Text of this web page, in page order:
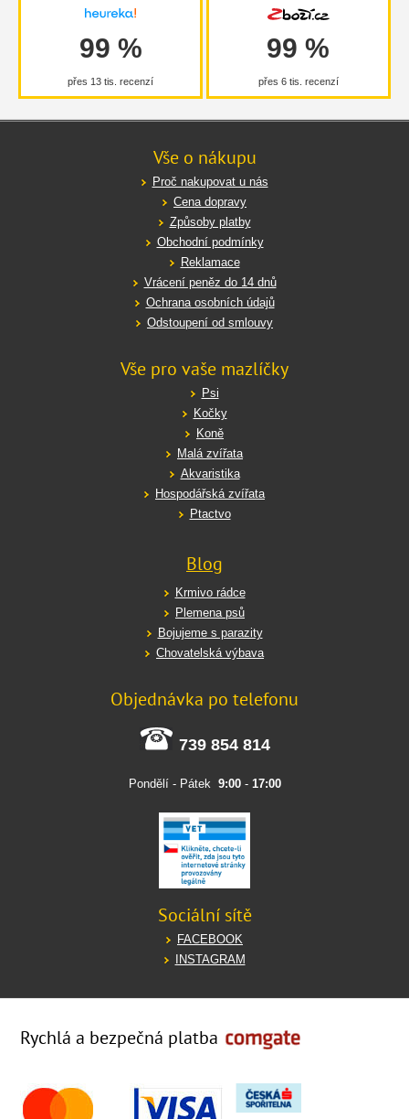
99 %
přes 13 tis. recenzí
99 %
přes 6 tis. recenzí
Vše o nákupu
Proč nakupovat u nás
Cena dopravy
Způsoby platby
Obchodní podmínky
Reklamace
Vrácení peněz do 14 dnů
Ochrana osobních údajů
Odstoupení od smlouvy
Vše pro vaše mazlíčky
Psi
Kočky
Koně
Malá zvířata
Akvaristika
Hospodářská zvířata
Ptactvo
Blog
Krmivo rádce
Plemena psů
Bojujeme s parazity
Chovatelská výbava
Objednávka po telefonu
739 854 814
Pondělí - Pátek 9:00- 17:00
Sociální sítě
FACEBOOK
INSTAGRAM
Rychlá a bezpečná platba